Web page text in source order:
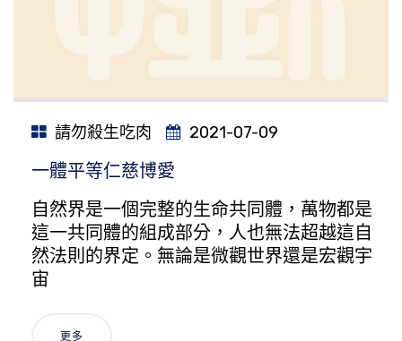
請勿殺生吃肉 2021-07-09
一體平等仁慈博愛
自然界是一個完整的生命共同體，萬物都是
這一共同體的組成部分，人也無法超越這自
然法則的界定。無論是微觀世界還是宏觀宇
宙
更多